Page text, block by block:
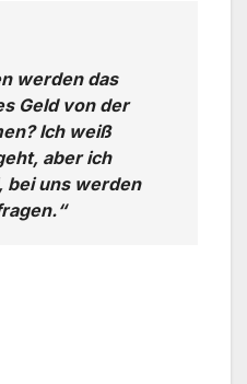
werden das
Geld von der
Ich weiß
aber ich
bei uns werden